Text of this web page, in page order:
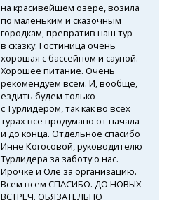
на красивейшем озере, возила
по маленьким и сказочным
городкам, превратив наш тур
в сказку. Гостиница очень
хорошая с бассейном и сауной.
Хорошее питание. Очень
рекомендуем всем. И, вообще,
ездить будем только
с Турлидером, так как во всех
турах все продумано от начала
и до конца. Отдельное спасибо
Инне Когосовой, руководителю
Турлидера за заботу о нас.
Ирочке и Оле за организацию.
Всем всем СПАСИБО. ДО НОВЫХ
ВСТРЕЧ. ОБЯЗАТЕЛЬНО